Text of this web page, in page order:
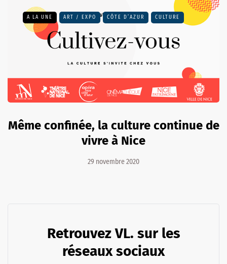
A LA UNE ART / EXPO CÔTE D’AZUR CULTURE
Même confinée, la culture continue de
vivre à Nice
29 novembre 2020
Retrouvez VL. sur les
réseaux sociaux